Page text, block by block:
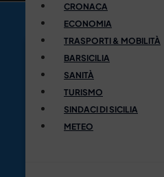
CRONACA
ECONOMIA
TRASPORTI & MOBILITÀ
BARSICILIA
SANITÀ
TURISMO
SINDACI DI SICILIA
METEO